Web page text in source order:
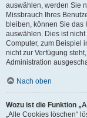
auswählen, werden Sie
Missbrauch Ihres
bleiben, können Sie das
auswählen. Dies ist
Computer, zum Beispiel
nicht zur Verfügung
Administration
Nach oben
Wozu ist die Funktion
„Alle Cookies löschen“